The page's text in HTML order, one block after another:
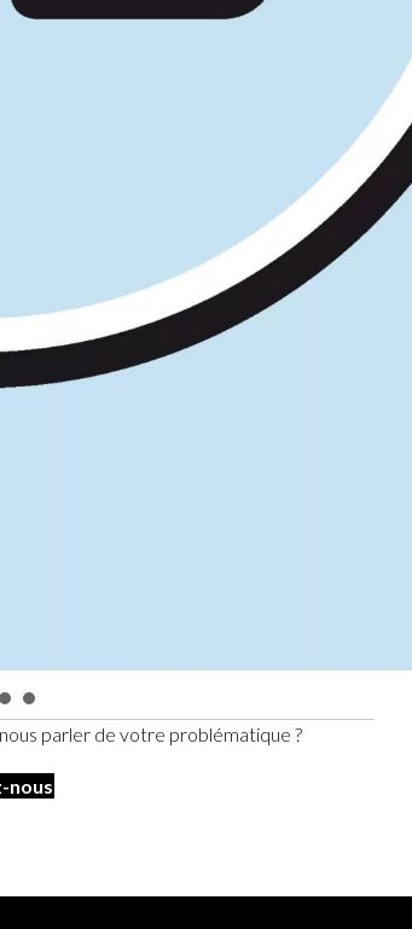
parler de votre problématique ?
nous